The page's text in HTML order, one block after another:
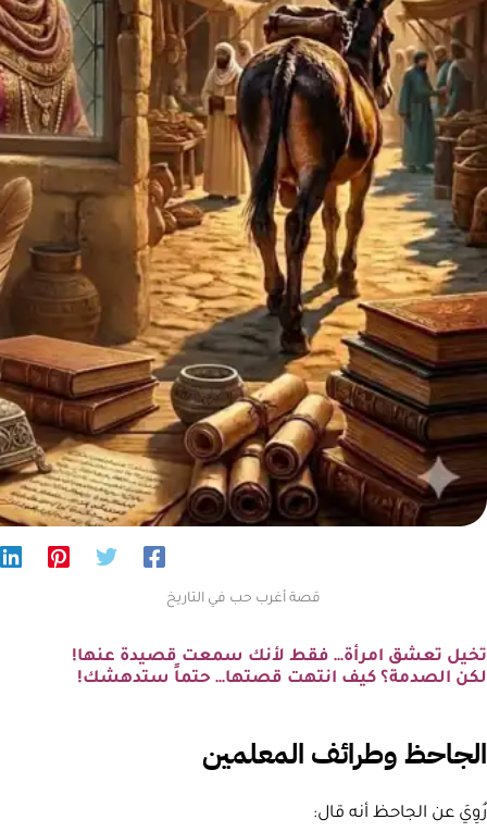
قصة أغرب حب في التاريخ
تخيل تعشق امرأة… فقط لأنك سمعت قصيدة عنها!
لكن الصدمة؟ كيف انتهت قصتها… حتماً ستدهشك!
الجاحظ وطرائف المعلمين
رُوِيَ عن الجاحظ أنه قال: